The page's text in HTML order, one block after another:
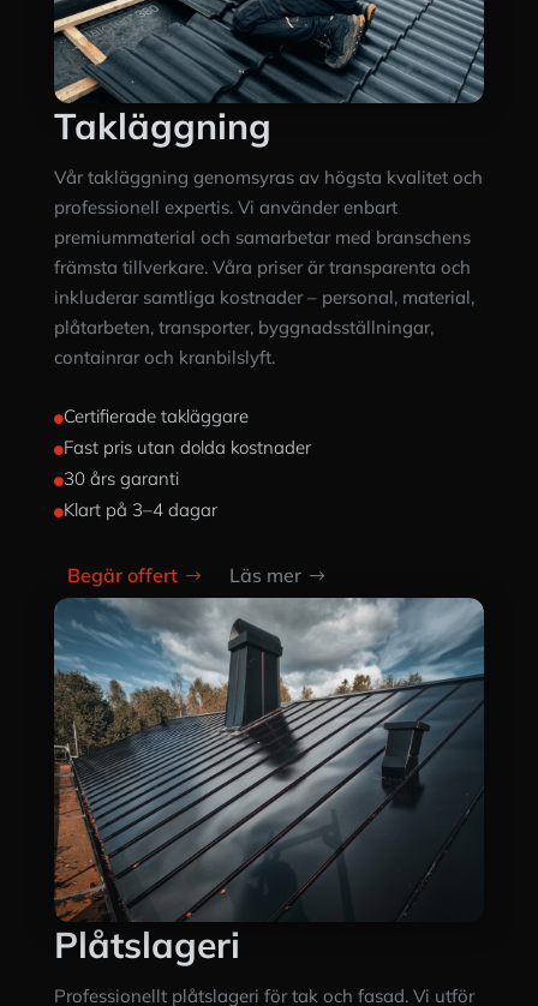
Takläggning
Vår takläggning genomsyras av högsta kvalitet och
professionell expertis. Vi använder enbart
premiummaterial och samarbetar med branschens
främsta tillverkare. Våra priser är transparenta och
inkluderar samtliga kostnader – personal, material,
plåtarbeten, transporter, byggnadsställningar,
containrar och kranbilslyft.
Certifierade takläggare
Fast pris utan dolda kostnader
30 års garanti
Klart på 3–4 dagar
Begär offert Läs mer
Plåtslageri
Professionellt plåtslageri för tak och fasad. Vi utför